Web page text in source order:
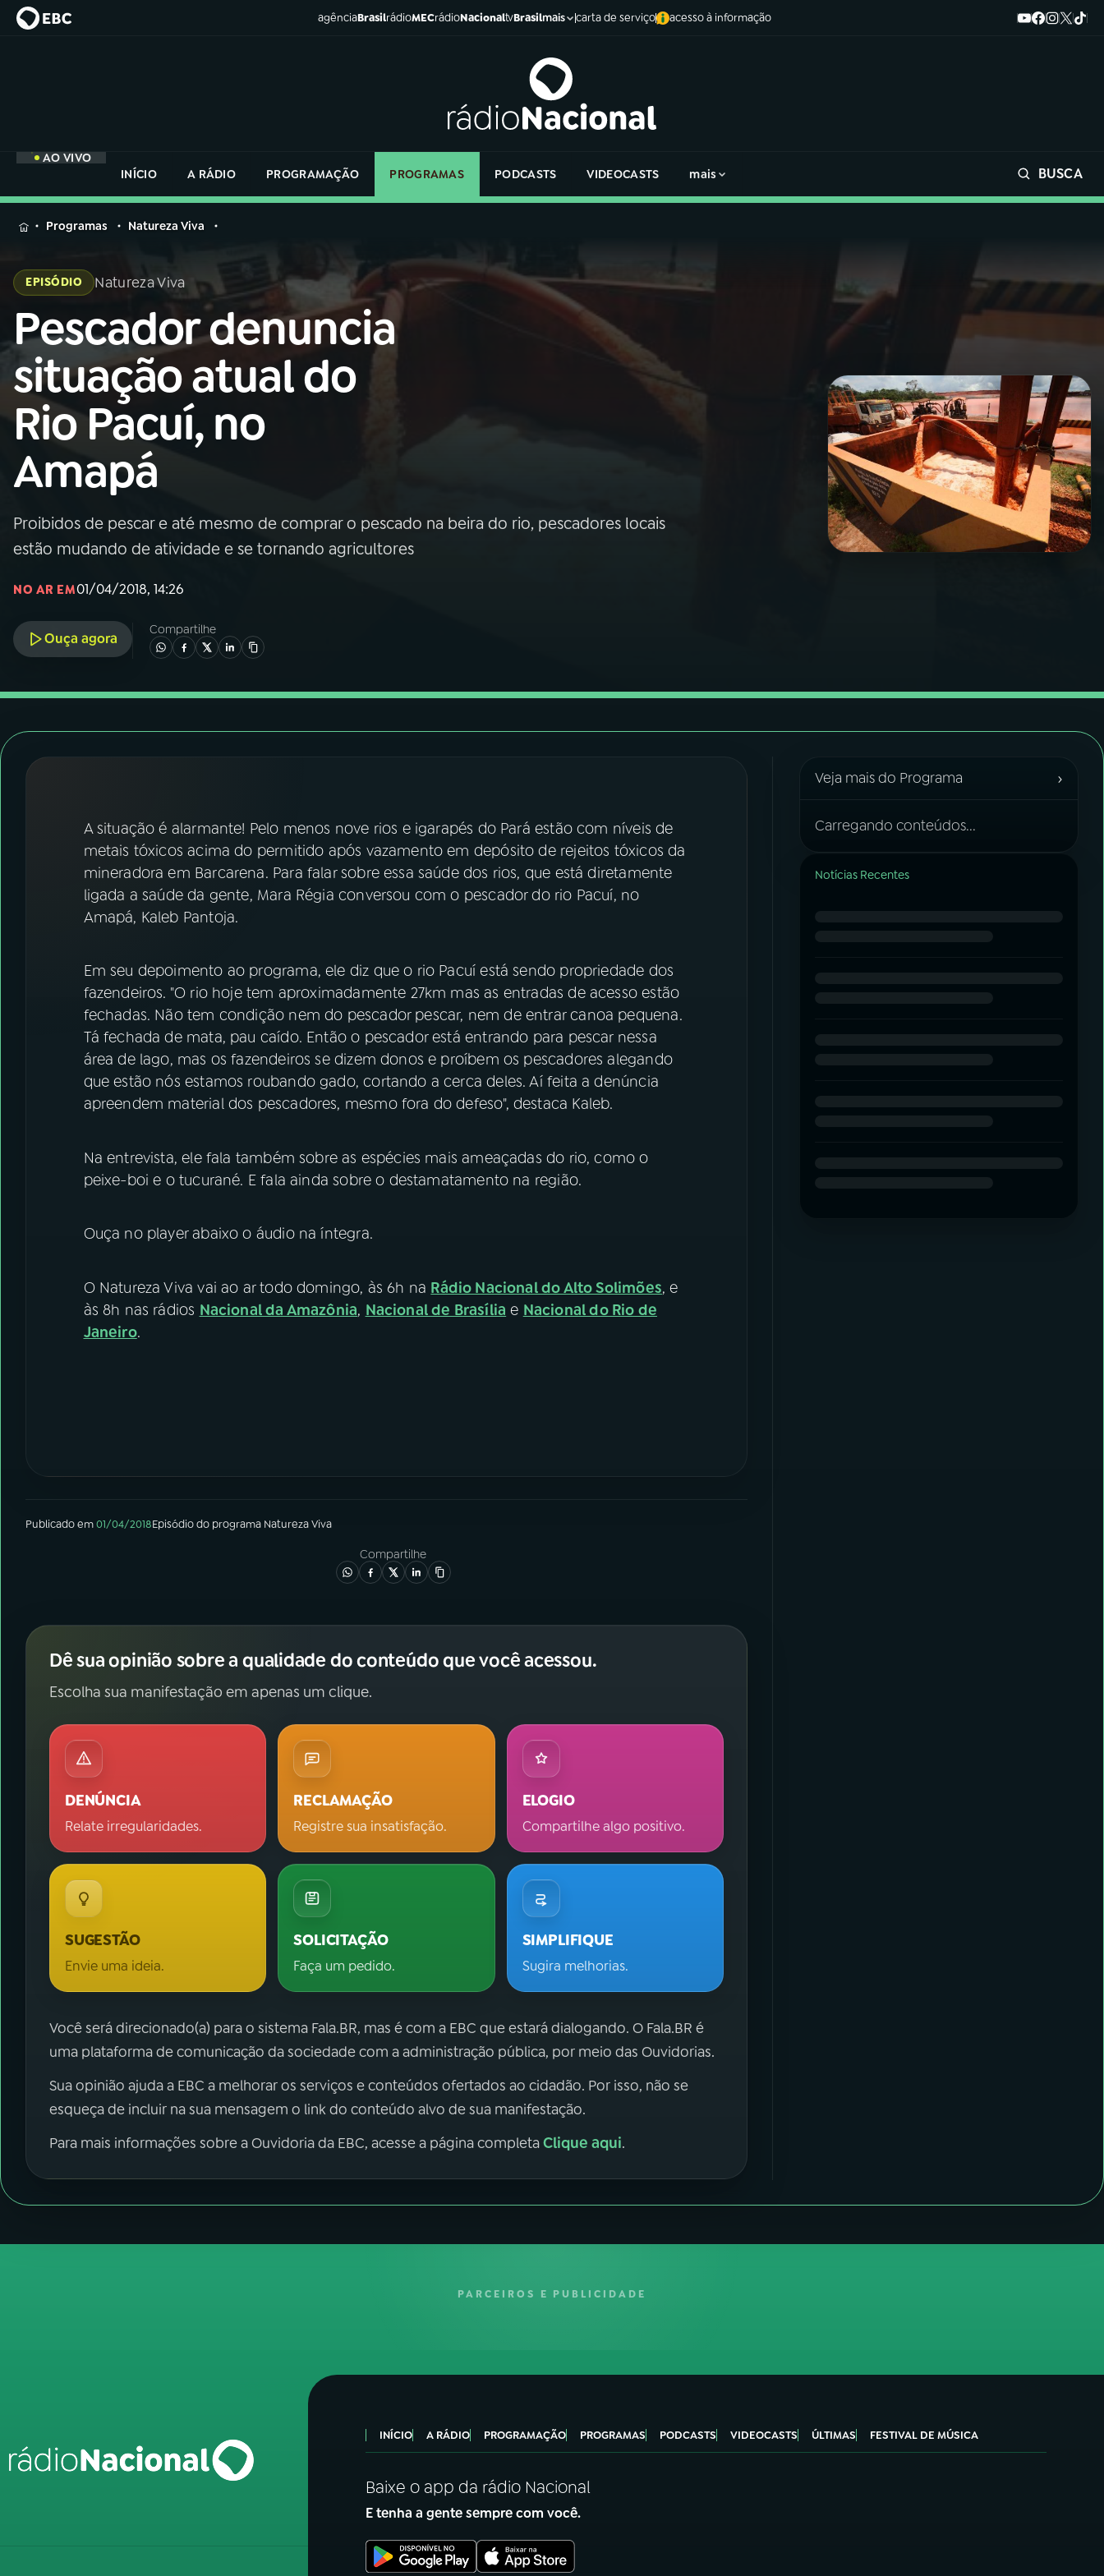
agênciaBrasilrádioMECrádioNacionaltvBrasilmais carta de serviço acesso à informação
AO VIVO
INÍCIO
A RÁDIO PROGRAMAÇÃO PROGRAMAS PODCASTS VIDEOCASTS mais BUSCA
MENU
Buscar
na
Rádio
Nacional
01INÍCIO
02A RÁDIO
03PROGRAMAÇÃO
ACOMPANHE A RÁDIO NACIONAL
YouTube Facebook
Instagram X
na
Rádio
Programas Natureza Viva
EPISÓDIO Natureza Viva
Pescador denuncia
situação atual do
Rio Pacuí, no
Amapá
Proibidos de pescar e até mesmo de comprar o pescado na beira do rio, pescadores locais
estão mudando de atividade e se tornando agricultores
NO AR EM01/04/2018, 14:26
Ouça agora
Compartilhe
A situação é alarmante! Pelo menos nove rios e igarapés do Pará estão com níveis de
metais tóxicos acima do permitido após vazamento em depósito de rejeitos tóxicos da
mineradora em Barcarena. Para falar sobre essa saúde dos rios, que está diretamente
ligada a saúde da gente, Mara Régia conversou com o pescador do rio Pacuí, no
Amapá, Kaleb Pantoja.
Em seu depoimento ao programa, ele diz que o rio Pacuí está sendo propriedade dos
fazendeiros. "O rio hoje tem aproximadamente 27km mas as entradas de acesso estão
fechadas. Não tem condição nem do pescador pescar, nem de entrar canoa pequena.
Tá fechada de mata, pau caído. Então o pescador está entrando para pescar nessa
área de lago, mas os fazendeiros se dizem donos e proíbem os pescadores alegando
que estão nós estamos roubando gado, cortando a cerca deles. Aí feita a denúncia
apreendem material dos pescadores, mesmo fora do defeso", destaca Kaleb.
Na entrevista, ele fala também sobre as espécies mais ameaçadas do rio, como o
peixe-boi e o tucurané. E fala ainda sobre o destamatamento na região.
Ouça no player abaixo o áudio na íntegra.
O Natureza Viva vai ao ar todo domingo, às 6h na Rádio Nacional do Alto Solimões, e
às 8h nas rádios Nacional da Amazônia, Nacional de Brasília e Nacional do Rio de
Janeiro.
Publicado em01/04/2018Episódiodo programa Natureza Viva
Compartilhe
Dê sua opinião sobre a qualidade do conteúdo que você acessou.
Escolha sua manifestação em apenas um clique.
DENÚNCIA
Relate irregularidades.
RECLAMAÇÃO
Registre sua insatisfação.
ELOGIO
Compartilhe algo positivo.
SUGESTÃO
Envie uma ideia.
SOLICITAÇÃO
Faça um pedido.
SIMPLIFIQUE
Sugira melhorias.
Você será direcionado(a) para o sistema Fala.BR, mas é com a EBC que estará dialogando. O Fala.BR é
uma plataforma de comunicação da sociedade com a administração pública, por meio das Ouvidorias.
Sua opinião ajuda a EBC a melhorar os serviços e conteúdos ofertados ao cidadão. Por isso, não se
esqueça de incluir na sua mensagem o link do conteúdo alvo de sua manifestação.
Para mais informações sobre a Ouvidoria da EBC, acesse a página completaClique aqui.
Veja mais do Programa ›
Carregando conteúdos...
Notícias Recentes
PARCEIROS E PUBLICIDADE
INÍCIO A RÁDIO PROGRAMAÇÃO PROGRAMAS PODCASTS VIDEOCASTS ÚLTIMAS FESTIVAL DE MÚSICA
Baixe o app da rádio Nacional
E tenha a gente sempre com você.